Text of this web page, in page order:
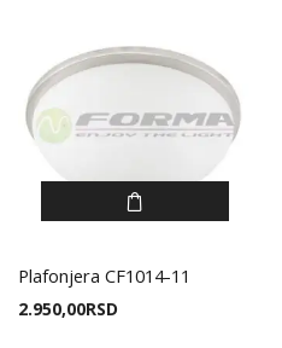
Plafonjera CF1014-11
2.950,00RSD